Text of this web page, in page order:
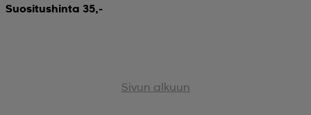
Suositushinta 35,-
Sivun alkuun